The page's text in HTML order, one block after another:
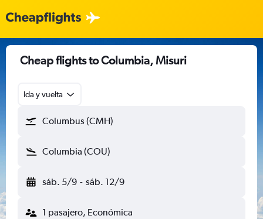
Cheap flights to Columbia, Misuri
Ida y vuelta
Columbus (CMH)
Columbia (COU)
sáb. 5/9 - sáb. 12/9
1 pasajero, Económica